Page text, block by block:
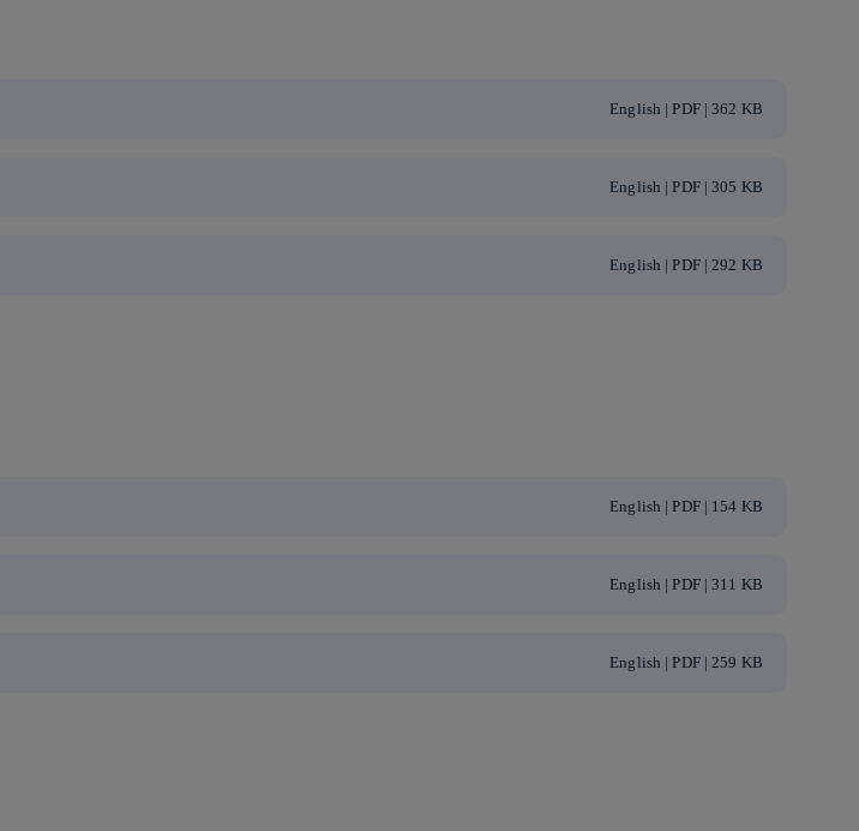
English | PDF | 362 KB
English | PDF | 305 KB
English | PDF | 292 KB
English | PDF | 154 KB
English | PDF | 311 KB
English | PDF | 259 KB